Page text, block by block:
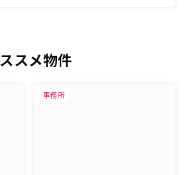
スメ物件
事務所